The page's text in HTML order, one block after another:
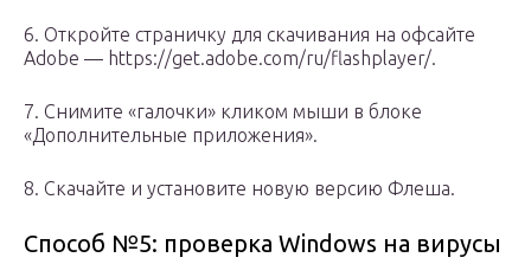
6. Откройте страничку для скачивания на офсайте
Adobe — https://get.adobe.com/ru/flashplayer/.
7. Снимите «галочки» кликом мыши в блоке
«Дополнительные приложения».
8. Скачайте и установите новую версию Флеша.
Способ №5: проверка Windows на вирусы